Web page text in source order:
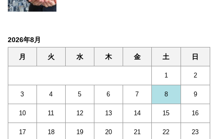
2026年8月
月 火 水 木 金 土 日
1 2
3 4 5 6 7 8 9
10 11 12 13 14 15 16
17 18 19 20 21 22 23